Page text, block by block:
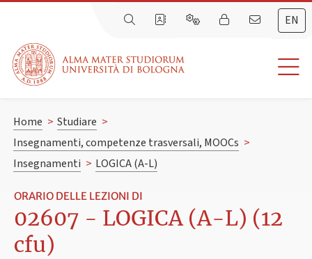
EN
Home > Studiare >
Insegnamenti, competenze trasversali, MOOCs >
Insegnamenti > LOGICA (A-L)
ORARIO DELLE LEZIONI DI
02607 - LOGICA (A-L) (12
cfu)